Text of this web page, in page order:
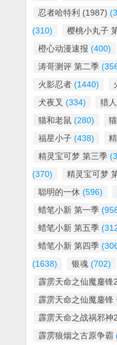
忍者哈特利 (1987)
(310)
樱桃小丸子
橙心动漫速报 (400)
涛哥测评 第二季
火影忍者 (1440)
犬夜叉 (334) 猎
猫和老鼠 (280)
福星小子 (438)
精灵宝可梦 第三季
(370)
精灵宝可梦
聪明的一休 (596)
蜡笔小新 第一季
蜡笔小新 第五季
蜡笔小新 第四季
(1638)
银魂 (702)
霹雳天命之仙魔鏖锋
霹雳天命之仙魔鏖锋
霹雳天命之战祸邪神
霹雳狼烟之古原争霸